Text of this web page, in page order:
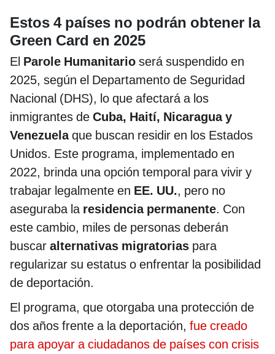
Estos 4 países no podrán obtener la
Green Card en 2025
El Parole Humanitario será suspendido en
2025, según el Departamento de Seguridad
Nacional (DHS), lo que afectará a los
inmigrantes de Cuba, Haití, Nicaragua y
Venezuelaque buscan residir en los Estados
Unidos. Este programa, implementado en
2022, brinda una opción temporal para vivir y
trabajar legalmente en EE. UU., pero no
aseguraba la residencia permanente. Con
este cambio, miles de personas deberán
buscar alternativas migratorias para
regularizar su estatus o enfrentar la posibilidad
de deportación.
El programa, que otorgaba una protección de
dos años frente a la deportación, fue creado
para apoyar a ciudadanos de países con crisis